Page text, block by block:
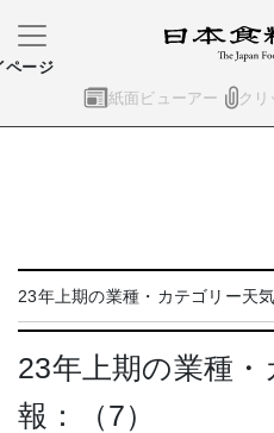
紙面ビューアー ク
ページ
23年上期の業種・カテゴリー天
23年上期の業種
報：（7）